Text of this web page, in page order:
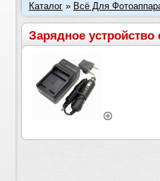
Каталог» Всё Для
аккумуляторов Kodak Klic-
Зарядное